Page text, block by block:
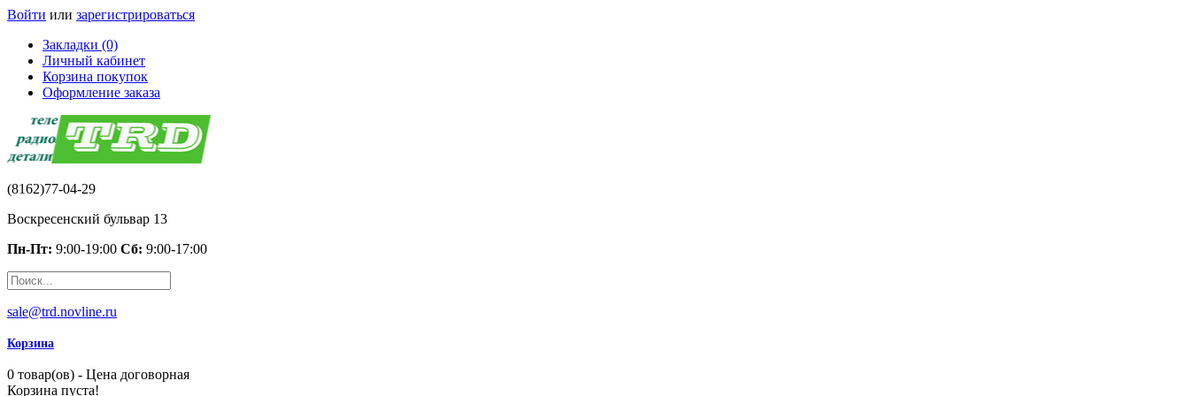
Войти или зарегистрироваться
Закладки (0)
Личный кабинет
Корзина покупок
Оформление заказа
(8162)77-04-29
Воскресенский бульвар 13
Пн-Пт: 9:00-19:00 Сб: 9:00-17:00
sale@trd.novline.ru
Корзина
0 товар(ов) - Цена договорная
Корзина пуста!